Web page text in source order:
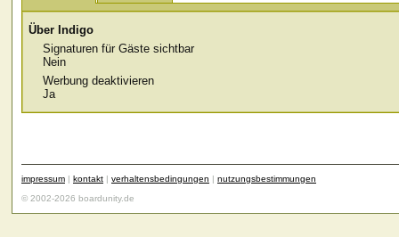
Über Indigo
Signaturen für Gäste sichtbar
Nein
Werbung deaktivieren
Ja
impressum | kontakt | verhaltensbedingungen | nutzungsbestimmungen
© 2002-2026 boardunity.de